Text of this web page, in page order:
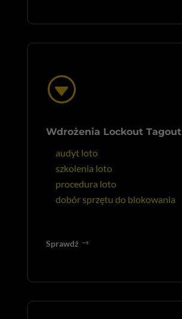
G
Wdrożenia Lockout Tagout
audyt loto
szkolenia loto
procedura loto
dobór sprzętu do blokowania
Sprawdź